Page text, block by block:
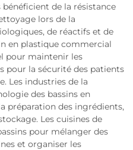
de la résistance
lors de la
de réactifs et de
en plastique commercial
pour maintenir les
pour la sécurité des patients
Les industries de la
des bassins en
préparation des ingrédients,
Les cuisines de
pour mélanger des
et organiser les